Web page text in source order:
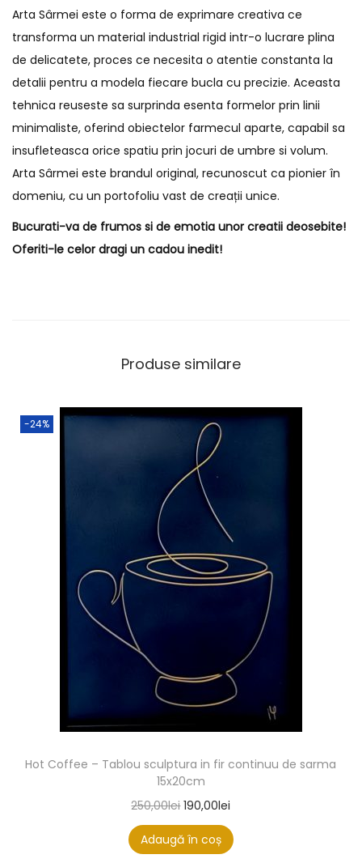
Arta Sârmei este o forma de exprimare creativa ce
transforma un material industrial rigid intr-o lucrare plina
de delicatete, proces ce necesita o atentie constanta la
detalii pentru a modela fiecare bucla cu precizie. Aceasta
tehnica reuseste sa surprinda esenta formelor prin linii
minimaliste, oferind obiectelor farmecul aparte, capabil sa
insufleteasca orice spatiu prin jocuri de umbre si volum.
Arta Sârmei este brandul original, recunoscut ca pionier în
domeniu, cu un portofoliu vast de creații unice.
Bucurati-va de frumos si de emotia unor creatii deosebite!
Oferiti-le celor dragi un cadou inedit!
Produse similare
-24%
Hot Coffee – Tablou sculptura in fir continuu de sarma
15x20cm
250,00lei 190,00lei
Adaugă în coș